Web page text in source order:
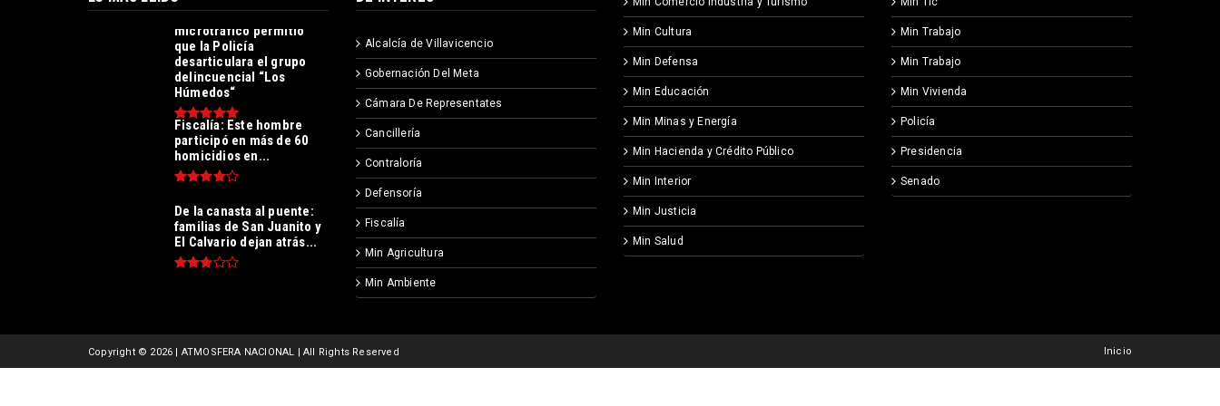
Operación contra el
microtráfico permitió
que la Policía
desarticulara el grupo
delincuencial “Los
Húmedos“
Fiscalía: Este hombre
participó en más de 60
homicidios en...
De la canasta al puente:
familias de San Juanito y
El Calvario dejan atrás...
Alcalcía de Villavicencio
Gobernación Del Meta
Cámara De Representates
Cancillería
Contraloría
Defensoría
Fiscalía
Min Agricultura
Min Ambiente
Min Cultura
Min Defensa
Min Educación
Min Minas y Energía
Min Hacienda y Crédito Público
Min Interior
Min Justicia
Min Salud
Min Trabajo
Min Trabajo
Min Vivienda
Policía
Presidencia
Senado
Copyright © 2026 | ATMOSFERA NACIONAL | All Rights Reserved Inicio